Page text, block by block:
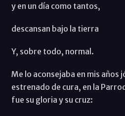
y en un día como tantos,
descansan bajo la tierra
Y, sobre todo, normal.
Me lo aconsejaba en mis años
estrenado de cura, en la
fue su gloria y su cruz: